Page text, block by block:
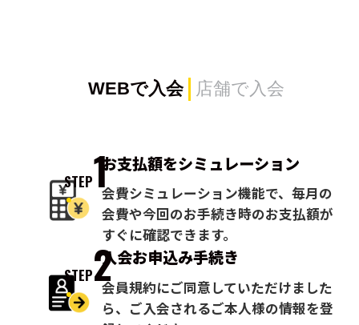
WEBで入会 店舗で入会
STEP1お支払額をシミュレーション
会費シミュレーション機能で、毎月の
会費や今回のお手続き時のお支払額が
すぐに確認できます。
STEP2入会お申込み手続き
会員規約にご同意していただけました
ら、ご入会されるご本人様の情報を登